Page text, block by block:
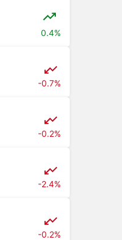
0.4%
-0.7%
-0.2%
-2.4%
-0.2%